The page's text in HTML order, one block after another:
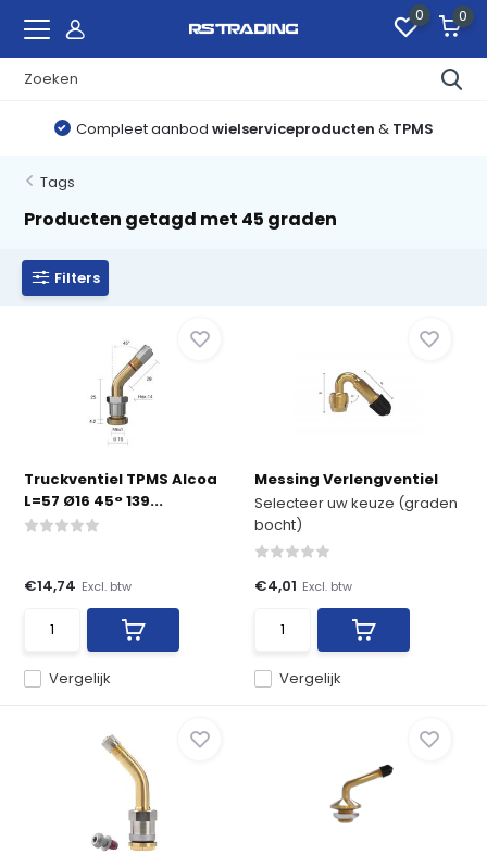
0 0
Compleet aanbod wielserviceproducten & TPMS
Tags
Producten getagd met 45 graden
Filters
Truckventiel TPMS Alcoa
L=57 Ø16 45° 139...
Vergelijk
€14,74 Excl. btw
Messing Verlengventiel
Selecteer uw keuze (graden
bocht)
Vergelijk
€4,01 Excl. btw